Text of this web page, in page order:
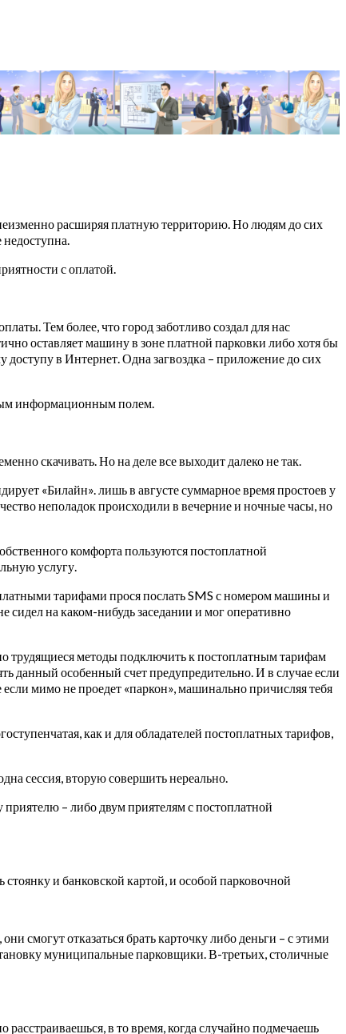
расширяя платную территорию. Но людям до сих
недоступна.
с оплатой.
Тем более, что город заботливо создал для нас
оставляет машину в зоне платной парковки либо хотя бы
в Интернет. Одна загвоздка – приложение до сих
информационным полем.
скачивать. Но на деле все выходит далеко не так.
«Билайн». лишь в августе суммарное время простоев у
неполадок происходили в вечерние и ночные часы, но
комфорта пользуются постоплатной
услугу.
тарифами прося послать SMS с номером машины и
сидел на каком-нибудь заседании и мог оперативно
трудящиеся методы подключить к постоплатным тарифам
данный особенный счет предупредительно. И в случае если
если мимо не проедет «паркон», машинально причисляя тебя
как и для обладателей постоплатных тарифов,
сессия, вторую совершить нереально.
приятелю – либо двум приятелям с постоплатной
и банковской картой, и особой парковочной
смогут отказаться брать карточку либо деньги – с этими
муниципальные парковщики. В-третьих, столичные
в то время, когда случайно подмечаешь